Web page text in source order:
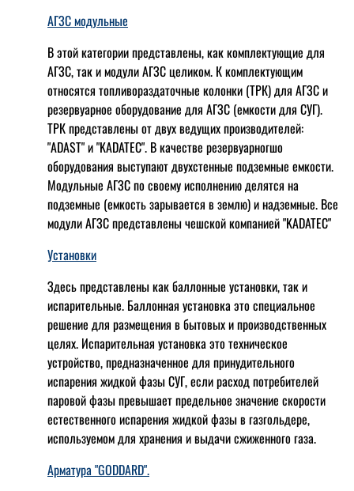
АГЗС модульные
В этой категории представлены, как комплектующие для
АГЗС, так и модули АГЗС целиком. К комплектующим
относятся топливораздаточные колонки (ТРК) для АГЗС и
резервуарное оборудование для АГЗС (емкости для СУГ).
ТРК представлены от двух ведущих производителей:
"ADAST" и "KADATEC". В качестве резервуарногшо
оборудования выступают двухстенные подземные емкости.
Модульные АГЗС по своему исполнению делятся на
подземные (емкость зарывается в землю) и надземные. Все
модули АГЗС представлены чешской компанией "KADATEC"
Установки
Здесь представлены как баллонные установки, так и
испарительные. Баллонная установка это специальное
решение для размещения в бытовых и производственных
целях. Испарительная установка это техническое
устройство, предназначенное для принудительного
испарения жидкой фазы СУГ, если расход потребителей
паровой фазы превышает предельное значение скорости
естественного испарения жидкой фазы в газгольдере,
используемом для хранения и выдачи сжиженного газа.
Арматура "GODDARD".